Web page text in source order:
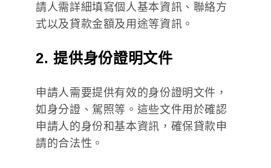
請人需詳細填寫個人基本資訊、聯絡方
式以及貸款金額及用途等資訊。
2. 提供身份證明文件
申請人需要提供有效的身份證明文件，
如身分證、駕照等。這些文件用於確認
申請人的身份和基本資訊，確保貸款申
請的合法性。